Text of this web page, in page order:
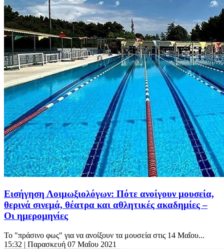
Εισήγηση Λοιμωξιολόγων: Πότε ανοίγουν μουσεία,
θερινά σινεμά, θέατρα και αθλητικές ακαδημίες –
Οι ημερομηνίες
Το "πράσινο φως" για να ανοίξουν τα μουσεία στις 14 Μαΐου...
15:32 | Παρασκευή 07 Μαΐου 2021